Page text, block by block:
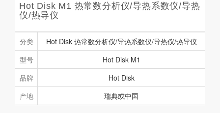
Hot Disk M1 热常数分析仪/导热系数仪/导热
仪/热导仪
分类
Hot Disk 热常数分析仪/导热系数仪/导热仪/热导仪
型号
Hot Disk M1
品牌
Hot Disk
产地
瑞典或中国